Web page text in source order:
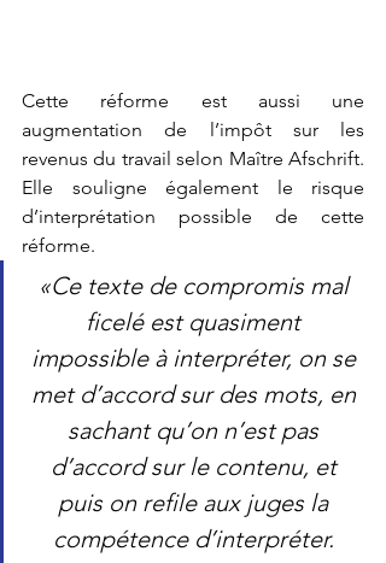
Cette réforme est aussi une
augmentation de l’impôt sur les
revenus du travail selon Maître Afschrift.
Elle souligne également le risque
d’interprétation possible de cette
réforme.
«Ce texte de compromis mal
ficelé est quasiment
impossible à interpréter, on se
met d’accord sur des mots, en
sachant qu’on n’est pas
d’accord sur le contenu, et
puis on refile aux juges la
compétence d’interpréter.